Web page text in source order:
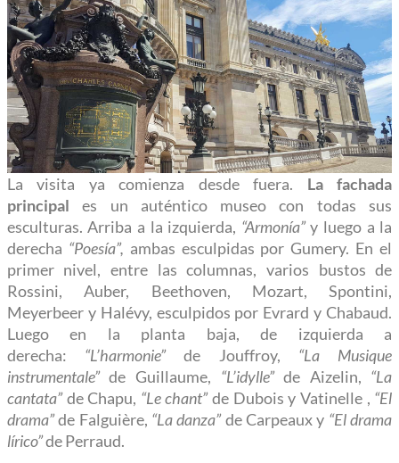
La visita ya comienza desde fuera. La fachada
principal es un auténtico museo con todas sus
esculturas. Arriba a la izquierda, “Armonía”y luego a la
derecha “Poesía”, ambas esculpidas por Gumery. En el
primer nivel, entre las columnas, varios bustos de
Rossini, Auber, Beethoven, Mozart, Spontini,
Meyerbeer y Halévy, esculpidos por Evrard y Chabaud.
Luego en la planta baja, de izquierda a
derecha: “L’harmonie”de Jouffroy, “La Musique
instrumentale”de Guillaume, “L’idylle”de Aizelin, “La
cantata”de Chapu, “Le chant”de Dubois y Vatinelle , “El
drama”de Falguière, “La danza”de Carpeaux y “El drama
lírico”de Perraud.